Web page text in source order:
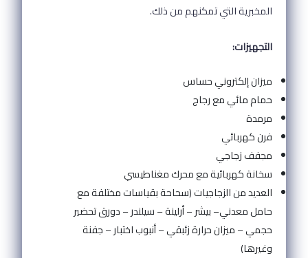
المخبرية التي تمكنهم من ذلك.
التجهيزات:
ميزان إلكتروني حساس
حمام مائي مع رجاج
مرمدة
فرن كهربائي
مجفف زجاجي
سخانة كهربائية مع محرك مغناطيسي
العديد من الزجاجيات (سحاحة بقياسات مختلفة مع
حامل معدني– بيشر – أرلينة – سيلندر – دورق تحضير
حجمي – ميزان حرارة زئبقي – أنبوب اختبار – جفنة
وغيرها)